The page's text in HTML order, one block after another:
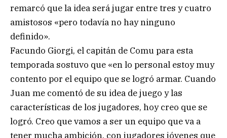
remarcó que la idea será jugar entre tres y cuatro
amistosos «pero todavía no hay ninguno
definido».
Facundo Giorgi, el capitán de Comu para esta
temporada sostuvo que «en lo personal estoy muy
contento por el equipo que se logró armar. Cuando
Juan me comentó de su idea de juego y las
características de los jugadores, hoy creo que se
logró. Creo que vamos a ser un equipo que va a
tener mucha ambición, con jugadores jóvenes que